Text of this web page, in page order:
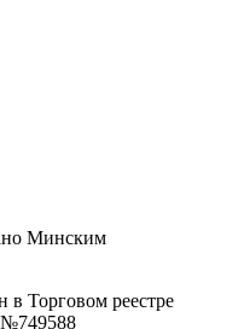
Минским
в Торговом реестре
№749588